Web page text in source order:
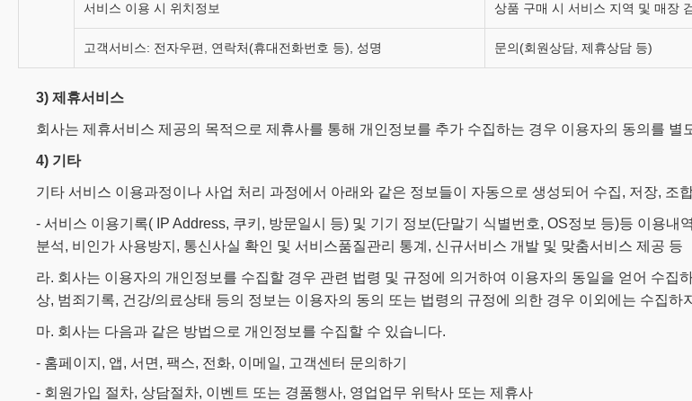
서비스 이용 시 위치정보 상품 구매 시 서비스 지역 및 매장
고객서비스: 전자우편, 연락처(휴대전화번호 등), 성명 문의(회원상담, 제휴상담 등)
3) 제휴서비스
회사는 제휴서비스 제공의 목적으로 제휴사를 통해 개인정보를 추가 수집하는 경우 이용자의 동의를 별
4) 기타
기타 서비스 이용과정이나 사업 처리 과정에서 아래와 같은 정보들이 자동으로 생성되어 수집, 저장, 조
- 서비스 이용기록( IP Address, 쿠키, 방문일시 등) 및 기기 정보(단말기 식별번호, OS정보 등)등 이용
분석, 비인가 사용방지, 통신사실 확인 및 서비스품질관리 통계, 신규서비스 개발 및 맞춤서비스 제공 등
라. 회사는 이용자의 개인정보를 수집할 경우 관련 법령 및 규정에 의거하여 이용자의 동일을 얻어 수
상, 범죄기록, 건강/의료상태 등의 정보는 이용자의 동의 또는 법령의 규정에 의한 경우 이외에는 수집하
마. 회사는 다음과 같은 방법으로 개인정보를 수집할 수 있습니다.
- 홈페이지, 앱, 서면, 팩스, 전화, 이메일, 고객센터 문의하기
- 회원가입 절차, 상담절차, 이벤트 또는 경품행사, 영업업무 위탁사 또는 제휴사